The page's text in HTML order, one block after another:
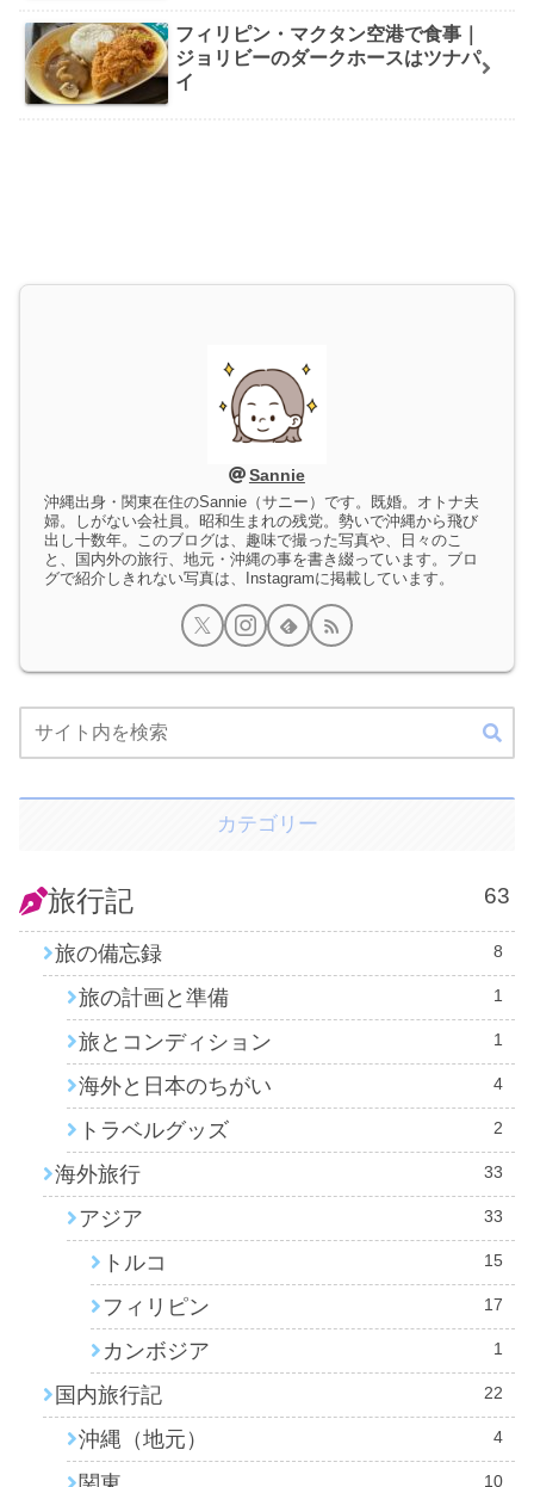
フィリピン・マクタン空港で食事｜
ジョリビーのダークホースはツナパ
イ
Sannie
沖縄出身・関東在住のSannie（サニー）です。既婚。オトナ夫
婦。しがない会社員。昭和生まれの残党。勢いで沖縄から飛び
出し十数年。このブログは、趣味で撮った写真や、日々のこ
と、国内外の旅行、地元・沖縄の事を書き綴っています。ブロ
グで紹介しきれない写真は、Instagramに掲載しています。
カテゴリー
旅行記 63
旅の備忘録 8
旅の計画と準備 1
旅とコンディション 1
海外と日本のちがい 4
トラベルグッズ 2
海外旅行 33
アジア 33
トルコ 15
フィリピン 17
カンボジア 1
国内旅行記 22
沖縄（地元） 4
10